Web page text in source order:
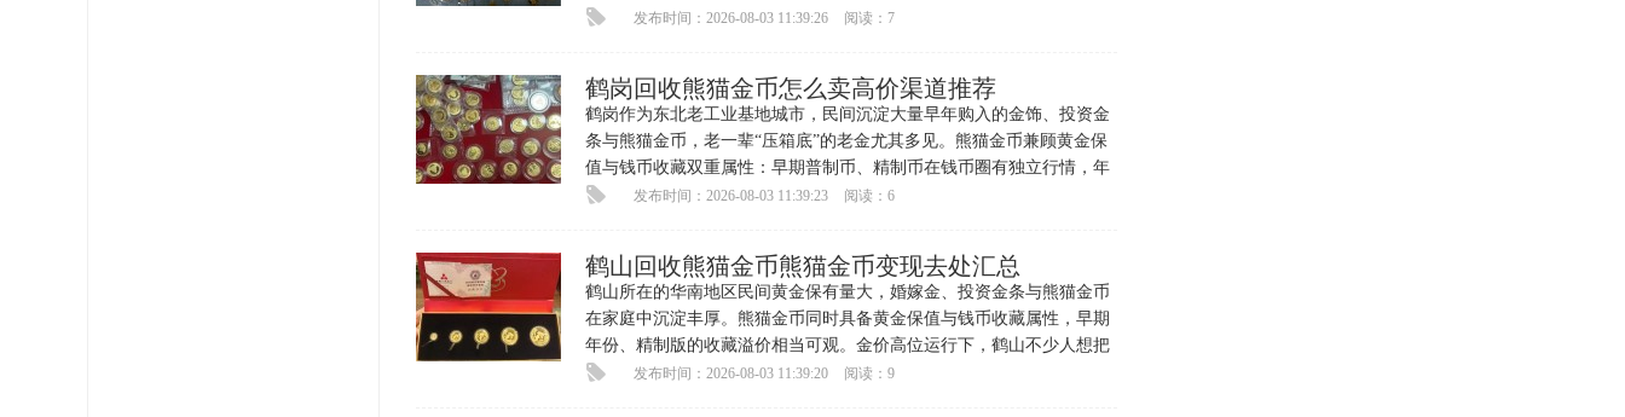
收藏溢价可观。每逢金价高
发布时间：2026-08-03 11:39:26 阅读：7
鹤岗回收熊猫金币怎么卖高价渠道推荐
鹤岗作为东北老工业基地城市，民间沉淀大量早年购入的金饰、投资金
条与熊猫金币，老一辈“压箱底”的老金尤其多见。熊猫金币兼顾黄金保
值与钱币收藏双重属性：早期普制币、精制币在钱币圈有独立行情，年
份、版别、品相都直接拉
发布时间：2026-08-03 11:39:23 阅读：6
鹤山回收熊猫金币熊猫金币变现去处汇总
鹤山所在的华南地区民间黄金保有量大，婚嫁金、投资金条与熊猫金币
在家庭中沉淀丰厚。熊猫金币同时具备黄金保值与钱币收藏属性，早期
年份、精制版的收藏溢价相当可观。金价高位运行下，鹤山不少人想把
手里闲置熊猫金币换成现金
发布时间：2026-08-03 11:39:20 阅读：9